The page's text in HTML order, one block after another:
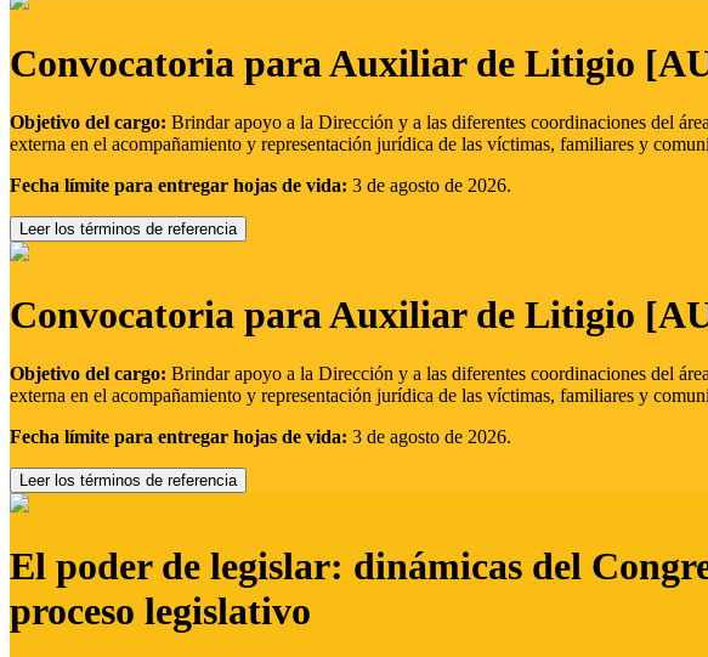
Convocatoria para Auxiliar de Litigio
Objetivo del cargo: Brindar apoyo a la Dirección y a las diferentes coordinaciones del
externa en el acompañamiento y representación jurídica de las víctimas, familiares y
Fecha límite para entregar hojas de vida: 3 de agosto de 2026.
Leer los términos de referencia
Convocatoria para Auxiliar de Litigio
Objetivo del cargo: Brindar apoyo a la Dirección y a las diferentes coordinaciones del
externa en el acompañamiento y representación jurídica de las víctimas, familiares y
Fecha límite para entregar hojas de vida: 3 de agosto de 2026.
Leer los términos de referencia
El poder de legislar: dinámicas del
proceso legislativo